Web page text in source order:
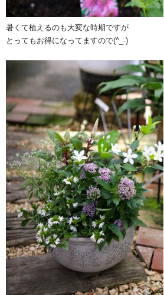
暑くて植えるのも大変な時期ですが
とってもお得になってますので(^_-)